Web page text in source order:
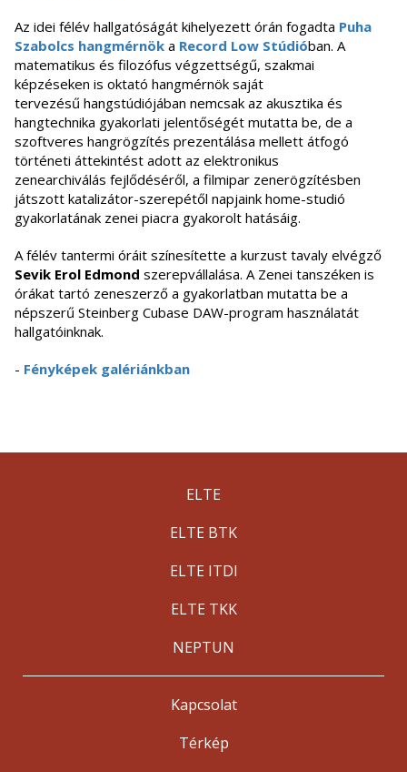
Az idei félév hallgatóságát kihelyezett órán fogadta Puha
Szabolcs hangmérnök a Record Low Stúdióban. A
matematikus és filozófus végzettségű, szakmai
képzéseken is oktató hangmérnök saját
tervezésű hangstúdiójában nemcsak az akusztika és
hangtechnika gyakorlati jelentőségét mutatta be, de a
szoftveres hangrögzítés prezentálása mellett átfogó
történeti áttekintést adott az elektronikus
zenearchiválás fejlődéséről, a filmipar zenerögzítésben
játszott katalizátor-szerepétől napjaink home-studió
gyakorlatának zenei piacra gyakorolt hatásáig.
A félév tantermi óráit színesítette a kurzust tavaly elvégző
Sevik Erol Edmond szerepvállalása. A Zenei tanszéken is
órákat tartó zeneszerző a gyakorlatban mutatta be a
népszerű Steinberg Cubase DAW-program használatát
hallgatóinknak.
- Fényképek galériánkban
ELTE
ELTE BTK
ELTE ITDI
ELTE TKK
NEPTUN
Kapcsolat
Térkép